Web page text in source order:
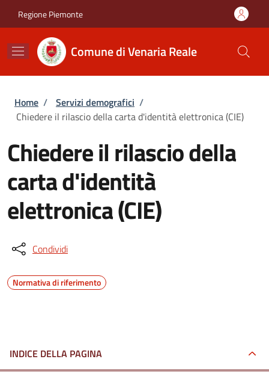
Regione Piemonte
Comune di Venaria Reale
Briciole di pane
Home / Servizi demografici /
Chiedere il rilascio della carta d'identità elettronica (CIE)
Chiedere il rilascio della
carta d'identità
elettronica (CIE)
Condividi
Normativa di riferimento
INDICE DELLA PAGINA